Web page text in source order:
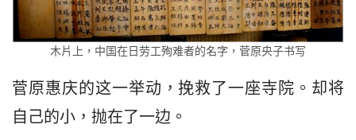
木片上，中国在日劳工殉难者的名字，菅原央子书写
菅原惠庆的这一举动，挽救了一座寺院。却将
自己的小，抛在了一边。